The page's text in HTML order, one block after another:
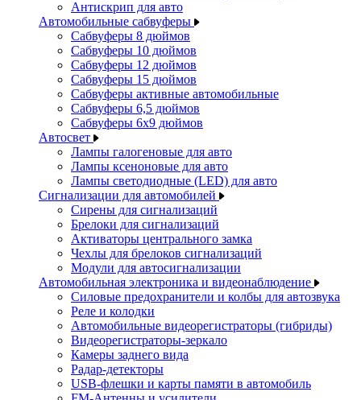
Антискрип для авто
Автомобильные сабвуферы
Сабвуферы 8 дюймов
Сабвуферы 10 дюймов
Сабвуферы 12 дюймов
Сабвуферы 15 дюймов
Сабвуферы активные автомобильные
Сабвуферы 6,5 дюймов
Сабвуферы 6x9 дюймов
Автосвет
Лампы галогеновые для авто
Лампы ксеноновые для авто
Лампы светодиодные (LED) для авто
Сигнализации для автомобилей
Сирены для сигнализаций
Брелоки для сигнализаций
Активаторы центрального замка
Чехлы для брелоков сигнализаций
Модули для автосигнализации
Автомобильная электроника и видеонаблюдение
Силовые предохранители и колбы для автозвука
Реле и колодки
Автомобильные видеорегистраторы (гибриды)
Видеорегистраторы-зеркало
Камеры заднего вида
Радар-детекторы
USB-флешки и карты памяти в автомобиль